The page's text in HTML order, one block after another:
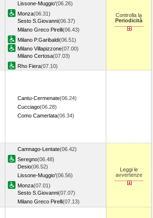
Lissone-Muggio'(06.26)
Monza(06.31)
Sesto S.Giovanni(06.37)
Milano Greco Pirelli(06.43)
Milano P.Garibaldi(06.51)
Milano Villapizzone(07.00)
Milano Certosa(07.03)
Rho Fiera(07.10)
Controlla la
Periodicità
Cantu-Cermenate(06.24)
Cucciago(06.28)
Como Camerlata(06.34)
Camnago-Lentate(06.42)
Seregno(06.48)
Desio(06.52)
Lissone-Muggio'(06.56)
Monza(07.01)
Sesto S.Giovanni(07.07)
Milano Greco Pirelli(07.13)
Leggi le
avvertenze